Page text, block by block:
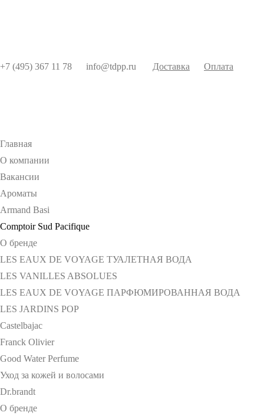
+7 (495) 367 11 78 info@tdpp.ru Доставка Оплата
Главная
О компании
Вакансии
Ароматы
Armand Basi
Comptoir Sud Pacifique
О бренде
LES EAUX DE VOYAGE ТУАЛЕТНАЯ ВОДА
LES VANILLES ABSOLUES
LES EAUX DE VOYAGE ПАРФЮМИРОВАННАЯ ВОДА
LES JARDINS POP
Castelbajac
Franck Olivier
Good Water Perfume
Уход за кожей и волосами
Dr.brandt
О бренде